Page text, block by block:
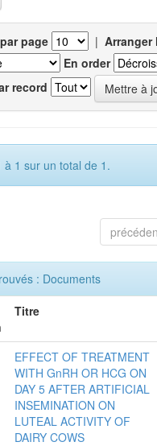
page | Arranger
En order
record
à 1 sur un total de 1.
: Documents
Titre
EFFECT OF TREATMENT
WITH GnRH OR HCG ON
DAY 5 AFTER ARTIFICIAL
INSEMINATION ON
LUTEAL ACTIVITY OF
DAIRY COWS